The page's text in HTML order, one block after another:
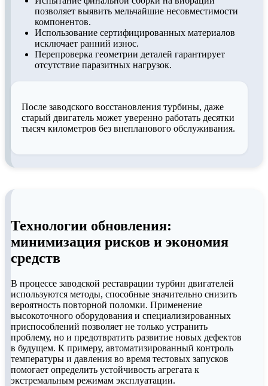
позволяет выявить мельчайшие несовместимости
компонентов.
Использование сертифицированных материалов
исключает ранний износ.
Перепроверка геометрии деталей гарантирует
отсутствие паразитных нагрузок.
После заводского восстановления турбины, даже
старый двигатель может уверенно работать десятки
тысяч километров без внепланового обслуживания.
Технологии обновления:
минимизация рисков и экономия
средств
В процессе заводской реставрации турбин двигателей
используются методы, способные значительно снизить
вероятность повторной поломки. Применение
высокоточного оборудования и специализированных
приспособлений позволяет не только устранить
проблему, но и предотвратить развитие новых дефектов
в будущем. К примеру, автоматизированный контроль
температуры и давления во время тестовых запусков
помогает определить устойчивость агрегата к
экстремальным режимам эксплуатации.